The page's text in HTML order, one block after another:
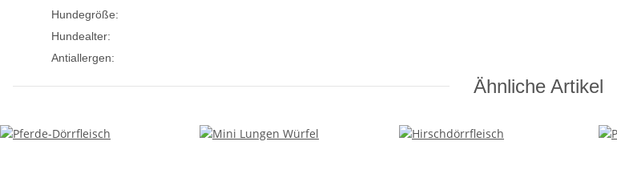
Hundegröße:
Hundealter:
Antiallergen:
Ähnliche Artikel